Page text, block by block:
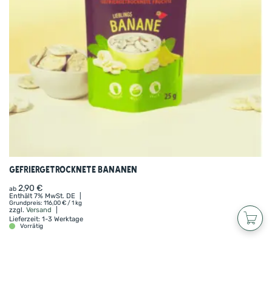
Gefriergetrocknete Bananen
ab 2,90 €
Enthält 7% MwSt. DE
Grundpreis: 116,00€/ 1 kg
zzgl. Versand
Lieferzeit: 1-3 Werktage
Vorrätig